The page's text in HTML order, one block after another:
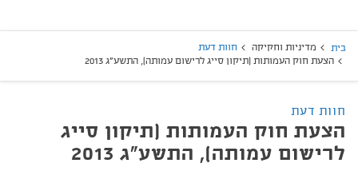
בית מדיניות וחקיקה
חוות דעת
הצעת חוק העמותות (תיקון סייג לרישום עמותה), התשע"ג 2013
חוות דעת
הצעת חוק העמותות (תיקון סייג
לרישום עמותה), התשע"ג 2013